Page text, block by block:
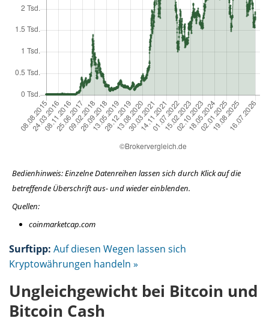
Bedienhinweis: Einzelne Datenreihen lassen sich durch Klick auf die
betreffende Überschrift aus- und wieder einblenden.
Quellen:
coinmarketcap.com
Surftipp: Auf diesen Wegen lassen sich
Kryptowährungen handeln »
Ungleichgewicht bei Bitcoin und
Bitcoin Cash